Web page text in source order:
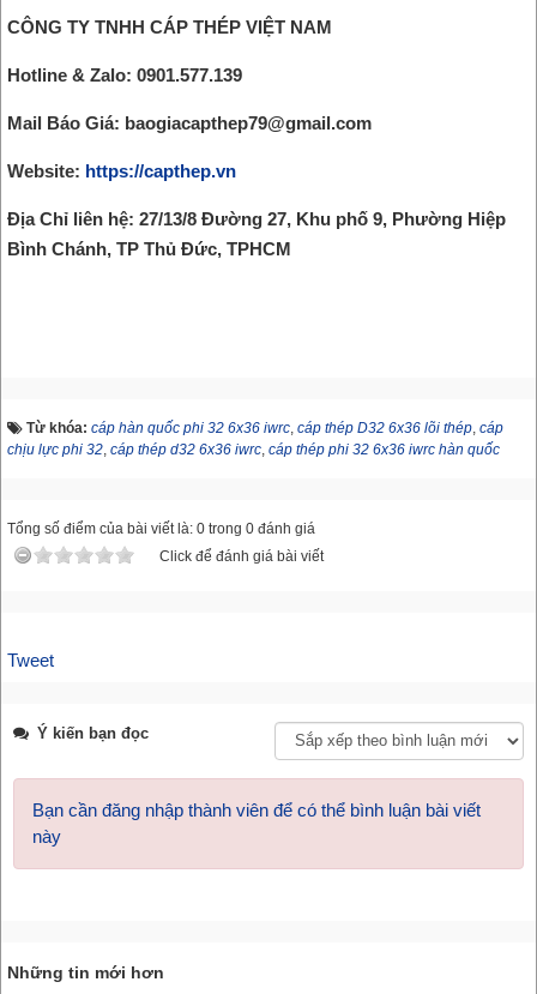
CÔNG TY TNHH CÁP THÉP VIỆT NAM
Hotline & Zalo: 0901.577.139
Mail Báo Giá: baogiacapthep79@gmail.com
Website: https://capthep.vn
Địa Chỉ liên hệ: 27/13/8 Đường 27, Khu phố 9, Phường Hiệp
Bình Chánh, TP Thủ Đức, TPHCM
Từ khóa: cáp hàn quốc phi 32 6x36 iwrc cáp thép D32 6x36 lõi thép cáp
chịu lực phi 32 cáp thép d32 6x36 iwrc cáp thép phi 32 6x36 iwrc hàn quốc
Tổng số điểm của bài viết là: 0 trong 0 đánh giá
Click để đánh giá bài viết
Tweet
Ý kiến bạn đọc
Bạn cần đăng nhập thành viên để có thể bình luận bài viết
này
Những tin mới hơn